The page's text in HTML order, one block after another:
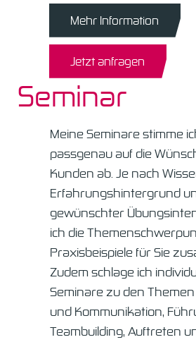
Anfahrt
Blog
Mehr Information
Jetzt anfragen
Seminar
Meine Seminare stimme
passgenau auf die
Kunden ab. Je nach
Erfahrungshintergrund
gewünschter
ich die
Praxisbeispiele für Sie
Zudem schlage ich
Seminare zu den
und Kommunikation,
Teambuilding, Auftreten